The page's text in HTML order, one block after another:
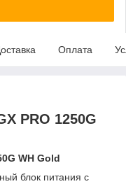
Оплата
PRO 1250G
WH Gold
блок питания с